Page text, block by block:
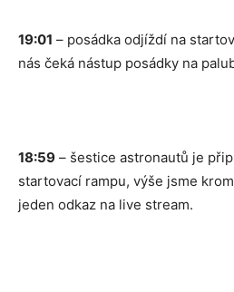
19:01 – posádka odjíždí na
nás čeká nástup posádky na
18:59 – šestice astronautů je
startovací rampu, výše jsme
jeden odkaz na live stream.